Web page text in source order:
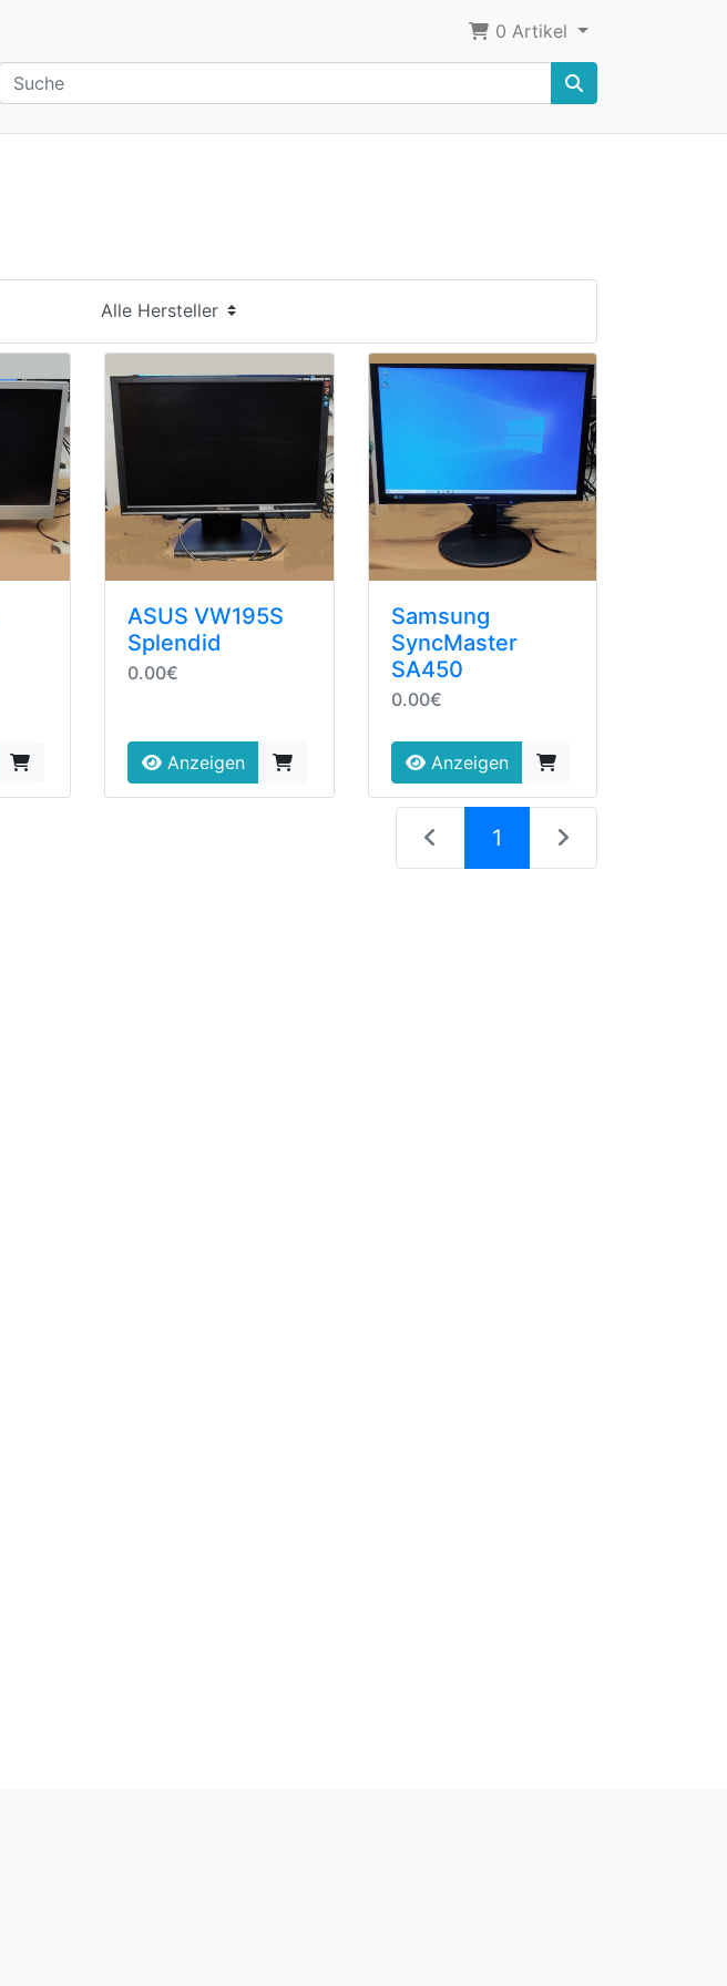
0 Artikel
ASUS VW195S
Splendid
0.00€
Anzeigen
Samsung
SyncMaster
SA450
0.00€
Anzeigen
1 (current)